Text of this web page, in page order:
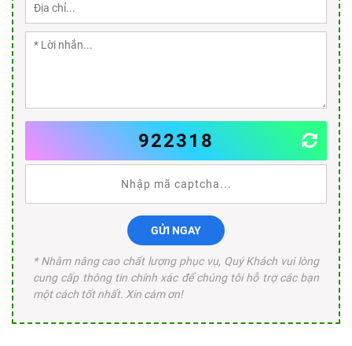
922318
GỬI NGAY
* Nhằm nâng cao chất lượng phục vụ, Quý Khách vui lòng
cung cấp thông tin chính xác để chúng tôi hỗ trợ các bạn
một cách tốt nhất. Xin cám ơn!